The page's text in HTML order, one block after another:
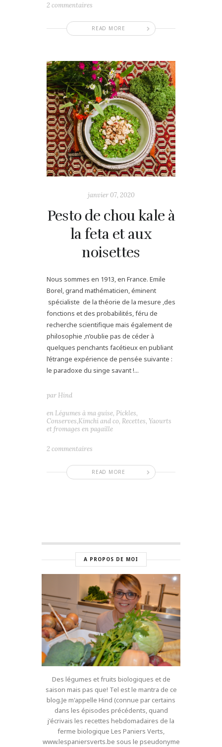
READ MORE
2 commentaires
janvier 07, 2020
Pesto de chou kale à
la feta et aux
noisettes
Nous sommes en 1913, en France. Emile
Borel, grand mathématicien, éminent
spécialiste de la théorie de la mesure ,des
fonctions et des probabilités, féru de
recherche scientifique mais également de
philosophie ,n’oublie pas de céder à
quelques penchants facétieux en publiant
l’étrange expérience de pensée suivante :
le paradoxe du singe savant !...
READ MORE
par Hind
en Légumes à ma guise, Pickles,
Conserves,Kimchi and co, Recettes, Yaourts
et fromages en pagaille
2 commentaires
A PROPOS DE MOI
Des légumes et fruits biologiques et de
saison mais pas que! Tel est le mantra de ce
blog.Je m'appelle Hind (connue par certains
dans les épisodes précédents, quand
j'écrivais les recettes hebdomadaires de la
ferme biologique Les Paniers Verts,
www.lespaniersverts.be sous le pseudonyme